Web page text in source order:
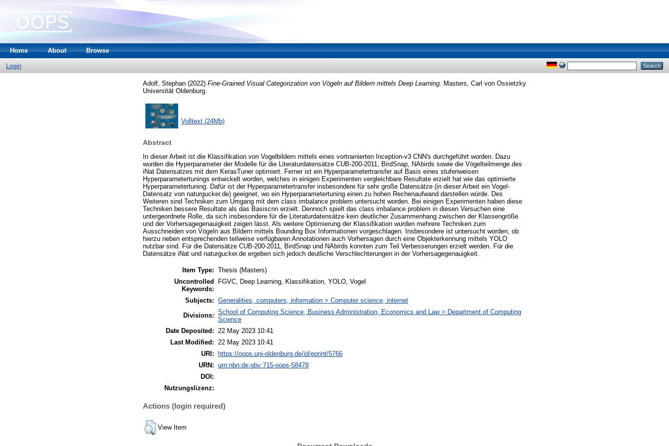
Home About Browse
Login
Adolf, Stephan (2022) Fine-Grained Visual Categorization von Vögeln auf Bildern mittels Deep Learning.
Masters, Carl von Ossietzky
Universität Oldenburg.
Volltext (24Mb)
Abstract
In dieser Arbeit ist die Klassifikation von Vogelbildern mittels eines vortrainierten Inception-v3 CNN's durchgeführt worden. Dazu
wurden die Hyperparameter der Modelle für die Literaturdatensätze CUB-200-2011, BirdSnap, NAbirds sowie die Vögelteilmenge des
iNat Datensatzes mit dem KerasTuner optimiert. Ferner ist ein Hyperparametertransfer auf Basis eines stufenweisen
Hyperparametertunings entwickelt worden, welches in einigen Experimenten vergleichbare Resultate erzielt hat wie das optimierte
Hyperparametertuning. Dafür ist der Hyperparametertransfer insbesondere für sehr große Datensätze (in dieser Arbeit ein Vogel-
Datensatz von naturgucker.de) geeignet, wo ein Hyperparametertuning einen zu hohen Rechenaufwand darstellen würde. Des
Weiteren sind Techniken zum Umgang mit dem class imbalance problem untersucht worden. Bei einigen Experimenten haben diese
Techniken bessere Resultate als das Basiscnn erzielt. Dennoch spielt das class imbalance problem in diesen Versuchen eine
untergeordnete Rolle, da sich insbesondere für die Literaturdatensätze kein deutlicher Zusammenhang zwischen der Klassengröße
und der Vorhersagegenauigkeit zeigen lässt. Als weitere Optimierung der Klassifikation wurden mehrere Techniken zum
Ausschneiden von Vögeln aus Bildern mittels Bounding Box Informationen vorgeschlagen. Insbesondere ist untersucht worden, ob
hierzu neben entsprechenden teilweise verfügbaren Annotationen auch Vorhersagen durch eine Objekterkennung mittels YOLO
nutzbar sind. Für die Datensätze CUB-200-2011, BirdSnap und NAbirds konnten zum Teil Verbesserungen erzielt werden. Für die
Datensätze iNat und naturgucker.de ergeben sich jedoch deutliche Verschlechterungen in der Vorhersagegenauigkeit.
Item Type: Thesis (Masters)
Uncontrolled
Keywords:
FGVC, Deep Learning, Klassifikation, YOLO, Vogel
Subjects: Generalities, computers, information > Computer science, internet
Divisions: School of Computing Science, Business Administration, Economics and Law > Department of Computing
Science
Date Deposited:
22 May 2023 10:41
Last Modified:
22 May 2023 10:41
URI:
https://oops.uni-oldenburg.de/id/eprint/5766
URN: urn:nbn:de:gbv:715-oops-58478
DOI:
Nutzungslizenz:
Actions (login required)
View Item